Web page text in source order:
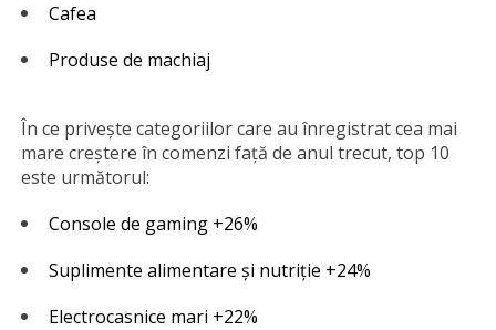
Cafea
Produse de machiaj
În ce privește categoriilor care au înregistrat cea mai
mare creștere în comenzi față de anul trecut, top 10
este următorul:
Console de gaming +26%
Suplimente alimentare și nutriție +24%
Electrocasnice mari +22%